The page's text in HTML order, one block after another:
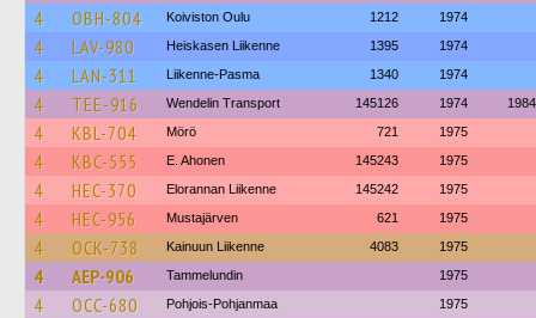
4
OBH-804 Koiviston Oulu 1212 1974
4 LAV-980 Heiskasen Liikenne 1395 1974
4 LAN-311 Liikenne-Pasma 1340 1974
4 TEE-916 Wendelin Transport 145126 1974 1984
4 KBL-704 Mörö 721 1975
4 KBC-555 E. Ahonen 145243 1975
4 HEC-370 Elorannan Liikenne 145242 1975
4 HEC-956 Mustajärven 621 1975
4 OCK-738 Kainuun Liikenne 4083 1975
4 AEP-906 Tammelundin 1975
4 OCC-680 Pohjois-Pohjanmaa 1975